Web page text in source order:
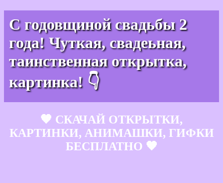
С годовщиной свадьбы 2
года! Чуткая, свадеьная,
таинственная открытка,
картинка! 👇
🧡 СКАЧАЙ ОТКРЫТКИ,
КАРТИНКИ, АНИМАШКИ, ГИФКИ
БЕСПЛАТНО 🧡